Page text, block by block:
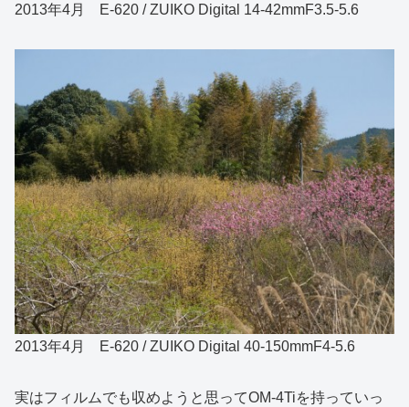
2013年4月 E-620 / ZUIKO Digital 14-42mmF3.5-5.6
2013年4月 E-620 / ZUIKO Digital 40-150mmF4-5.6
実はフィルムでも収めようと思ってOM-4Tiを持っていっ